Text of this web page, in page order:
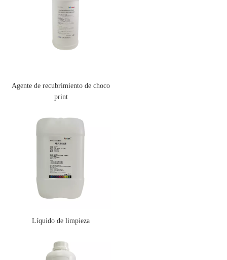
Agente de recubrimiento de choco
print
Líquido de limpieza